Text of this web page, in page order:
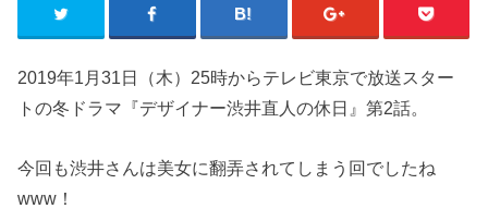
2019年1月31日（木）25時からテレビ東京で放送スター
トの冬ドラマ『デザイナー渋井直人の休日』第2話。
今回も渋井さんは美女に翻弄されてしまう回でしたね
www！